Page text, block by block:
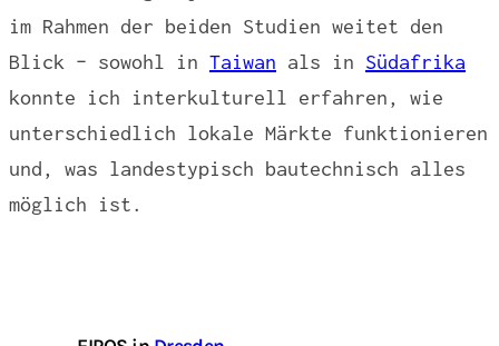
im Rahmen der beiden Studien weitet den
Blick – sowohl in Taiwan als in Südafrika
konnte ich interkulturell erfahren, wie
unterschiedlich lokale Märkte funktionieren
und, was landestypisch bautechnisch alles
möglich ist.